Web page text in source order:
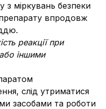
з міркувань безпеки
впродовж
реакції при
іншими
слід утриматися
засобами та роботи